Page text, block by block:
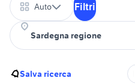
Auto Filtri
Salva ricerca